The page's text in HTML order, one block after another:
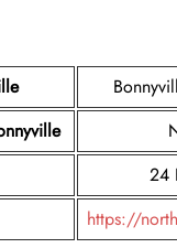
24
https://